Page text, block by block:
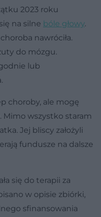
2023 roku
na silne bóle głowy.
nawróciła.
do mózgu.
lub
choroby, ale mogę
Mimo wszystko staram
Jej bliscy założyli
fundusze na dalsze
się do terapii za
w opisie zbiórki,
sfinansowania